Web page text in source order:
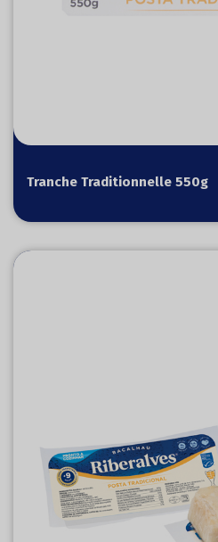
Tranche Traditionnelle 550g